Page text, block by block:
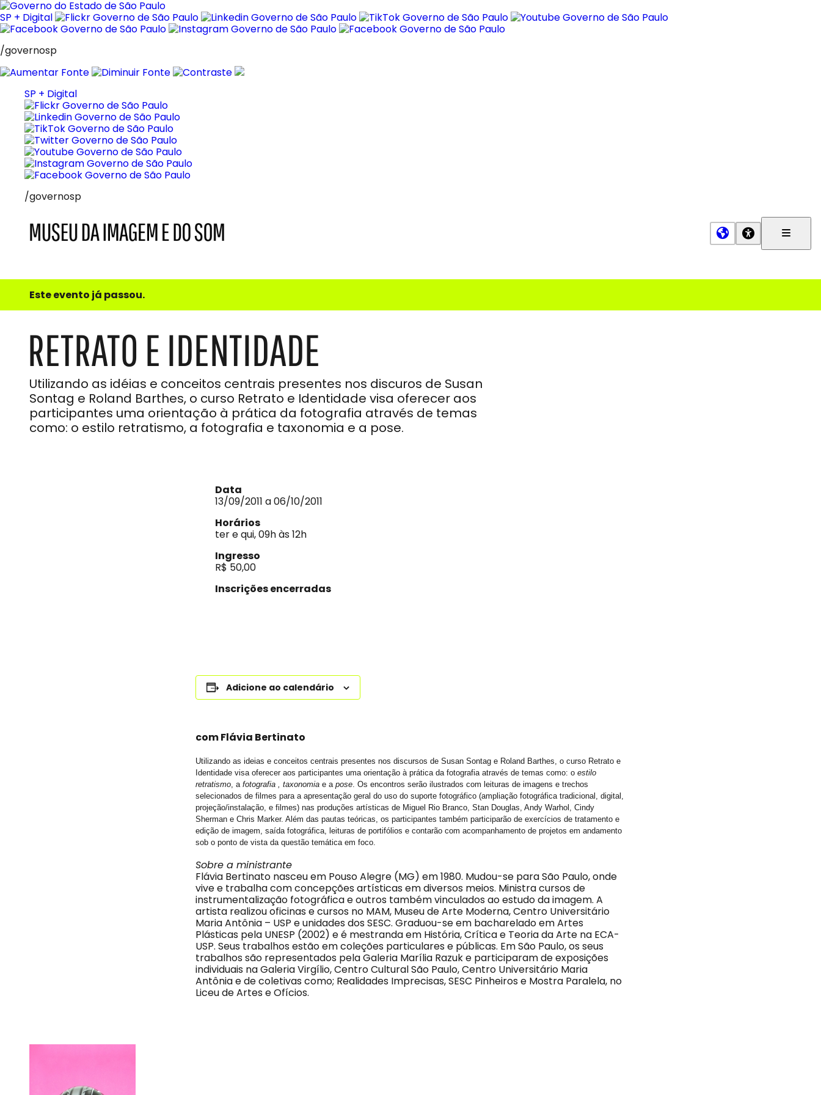
Pular
para
o
SP + Digital
/governosp
SP + Digital
/governosp
e
do
Som
Este evento já passou.
RETRATO E IDENTIDADE
Utilizando as idéias e conceitos centrais presentes nos discuros de Susan
Sontag e Roland Barthes, o curso Retrato e Identidade visa oferecer aos
participantes uma orientação à prática da fotografia através de temas
como: o estilo retratismo, a fotografia e taxonomia e a pose.
Data
13/09/2011 a 06/10/2011
Horários
ter e qui, 09h às 12h
Ingresso
R$ 50,00
Inscrições encerradas
Adicione ao calendário
com Flávia Bertinato
Utilizando as ideias e conceitos centrais presentes nos discursos de Susan Sontag e Roland Barthes, o curso Retrato e
Identidade visa oferecer aos participantes uma orientação à prática da fotografia através de temas como: o estilo
retratismo, afotografia , taxonomia e a pose. Os encontros serão ilustrados com leituras de imagens e trechos
selecionados de filmes para a apresentação geral do uso do suporte fotográfico (ampliação fotográfica tradicional, digital,
projeção/instalação, e filmes) nas produções artísticas de Miguel Rio Branco, Stan Douglas, Andy Warhol, Cindy
Sherman e Chris Marker. Além das pautas teóricas, os participantes também participarão de exercícios de tratamento e
edição de imagem, saída fotográfica, leituras de portifólios e contarão com acompanhamento de projetos em andamento
sob o ponto de vista da questão temática em foco.
Sobre a ministrante
Flávia Bertinato nasceu em Pouso Alegre (MG) em 1980. Mudou-se para São Paulo, onde
vive e trabalha com concepções artísticas em diversos meios. Ministra cursos de
instrumentalização fotográfica e outros também vinculados ao estudo da imagem. A
artista realizou oficinas e cursos no MAM, Museu de Arte Moderna, Centro Universitário
Maria Antônia – USP e unidades dos SESC. Graduou-se em bacharelado em Artes
Plásticas pela UNESP (2002) e é mestranda em História, Crítica e Teoria da Arte na ECA-
USP. Seus trabalhos estão em coleções particulares e públicas. Em São Paulo, os seus
trabalhos são representados pela Galeria Marília Razuk e participaram de exposições
individuais na Galeria Virgílio, Centro Cultural São Paulo, Centro Universitário Maria
Antônia e de coletivas como; Realidades Imprecisas, SESC Pinheiros e Mostra Paralela, no
Liceu de Artes e Ofícios.